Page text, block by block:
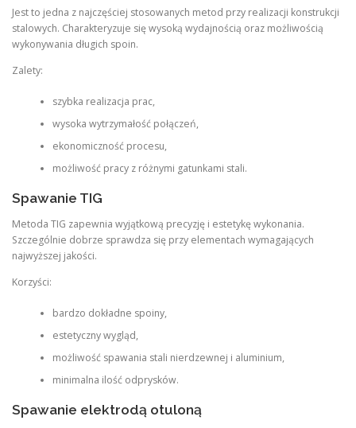
Jest to jedna z najczęściej stosowanych metod przy realizacji konstrukcji
stalowych. Charakteryzuje się wysoką wydajnością oraz możliwością
wykonywania długich spoin.
Zalety:
szybka realizacja prac,
wysoka wytrzymałość połączeń,
ekonomiczność procesu,
możliwość pracy z różnymi gatunkami stali.
Spawanie TIG
Metoda TIG zapewnia wyjątkową precyzję i estetykę wykonania.
Szczególnie dobrze sprawdza się przy elementach wymagających
najwyższej jakości.
Korzyści:
bardzo dokładne spoiny,
estetyczny wygląd,
możliwość spawania stali nierdzewnej i aluminium,
minimalna ilość odprysków.
Spawanie elektrodą otuloną